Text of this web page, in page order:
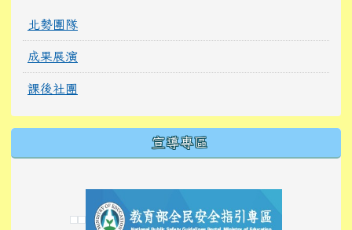
北勢團隊
成果展演
課後社團
宣導專區